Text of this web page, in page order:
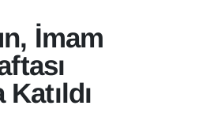
İmam